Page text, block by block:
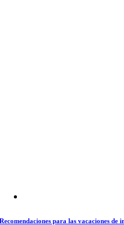
Recomendaciones para las vacaciones de